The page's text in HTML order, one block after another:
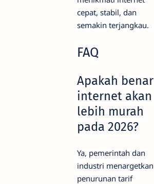
cepat, stabil, dan
semakin terjangkau.
FAQ
Apakah benar
internet akan
lebih murah
pada 2026?
Ya, pemerintah dan
industri menargetkan
penurunan tarif